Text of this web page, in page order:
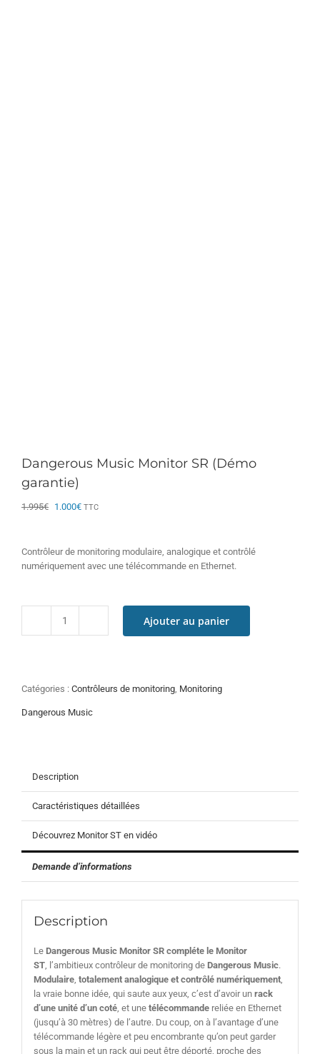
Dangerous Music Monitor SR (Démo
garantie)
1.995€ Le
était :
1.995€.
1.000€Le
est :
1.000€.
TTC
Contrôleur de monitoring modulaire, analogique et contrôlé
numériquement avec une télécommande en Ethernet.
quantité
Monitor
(Démo
Ajouter au panier
Catégories : Contrôleurs de monitoring, Monitoring
Dangerous Music
Description
Caractéristiques détaillées
Découvrez Monitor ST en vidéo
Demande d’informations
Description
LeDangerous Music Monitor SR compléte le Monitor
ST, l’ambitieux contrôleur de monitoring de Dangerous Music.
Modulaire, totalement analogique et contrôlé numériquement,
la vraie bonne idée, qui saute aux yeux, c’est d’avoir un rack
d’une unité d’un coté, et une télécommandereliée en Ethernet
(jusqu’à 30 mètres) de l’autre. Du coup, on à l’avantage d’une
télécommande légère et peu encombrante qu’on peut garder
sous la main et un rack qui peut être déporté, proche des